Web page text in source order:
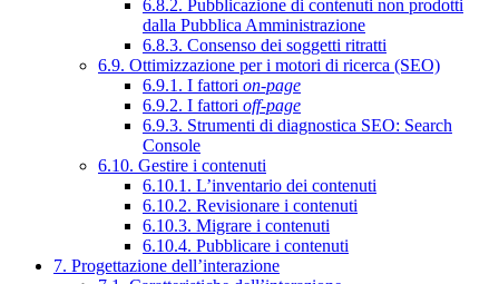
6.8.2. Pubblicazione di contenuti non prodotti
dalla Pubblica Amministrazione
6.8.3. Consenso dei soggetti ritratti
6.9. Ottimizzazione per i motori di ricerca (SEO)
6.9.1. I fattori on-page
6.9.2. I fattori off-page
6.9.3. Strumenti di diagnostica SEO: Search
Console
6.10. Gestire i contenuti
6.10.1. L’inventario dei contenuti
6.10.2. Revisionare i contenuti
6.10.3. Migrare i contenuti
6.10.4. Pubblicare i contenuti
7. Progettazione dell’interazione